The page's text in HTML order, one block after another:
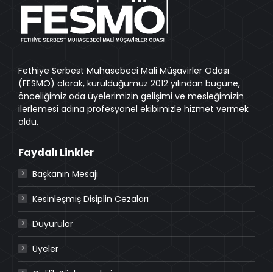
Fethiye Serbest Muhasebeci Mali Müşavirler Odası
(FESMO) olarak, kurulduğumuz 2012 yılından bugüne,
önceliğimiz oda üyelerimizin gelişimi ve mesleğimizin
ilerlemesi adına profesyonel ekibimizle hizmet vermek
oldu.
Faydalı Linkler
Başkanın Mesajı
Kesinleşmiş Disiplin Cezaları
Duyurular
Üyeler